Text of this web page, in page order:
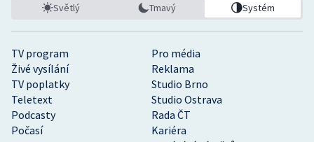
TV program
Pro média
Živé vysílání
Reklama
TV poplatky
Studio Brno
Teletext
Studio Ostrava
Podcasty
Rada ČT
Počasí
Kariéra
Světlý Tmavý Systém